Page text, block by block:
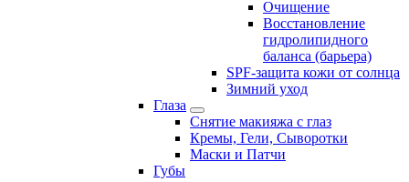
Очищение
Восстановление
гидролипидного
баланса (барьера)
SPF-защита кожи от солнца
Зимний уход
Глаза
Снятие макияжа с глаз
Кремы, Гели, Сыворотки
Маски и Патчи
Губы